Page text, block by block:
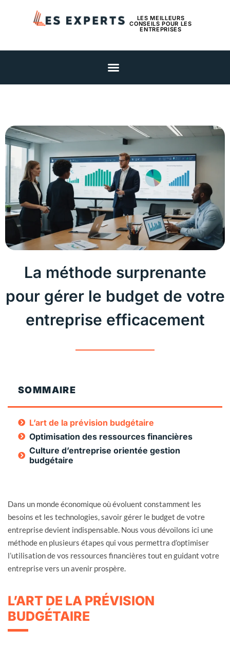
LES MEILLEURS
CONSEILS POUR LES
ENTREPRISES
La méthode surprenante
pour gérer le budget de votre
entreprise efficacement
Dans un monde économique où évoluent constamment les
besoins et les technologies, savoir gérer le budget de votre
entreprise devient indispensable. Nous vous dévoilons ici une
méthode en plusieurs étapes qui vous permettra d’optimiser
l’utilisation de vos ressources financières tout en guidant votre
entreprise vers un avenir prospère.
L’ART DE LA PRÉVISION
BUDGÉTAIRE
SOMMAIRE
L’art de la prévision budgétaire
Optimisation des ressources financières
Culture d’entreprise orientée gestion
budgétaire